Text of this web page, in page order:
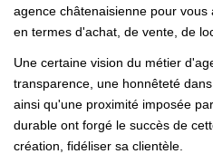
NOTRE
agence châtenaisienne pour
en termes d'achat, de vente, de
Une certaine vision du métier
transparence, une honnêteté
ainsi qu'une proximité imposée
durable ont forgé le succès de
création, fidéliser sa clientèle.